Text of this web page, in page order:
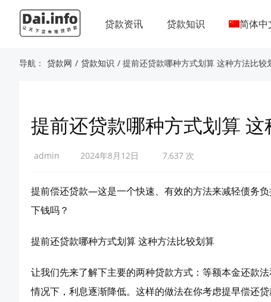
贷款资讯 贷款知识 简体中
导航： 贷款网 / 贷款知识 / 提前还贷款哪种方式划算 这种方法比较
提前还贷款哪种方式划算
admin 2024年8月12日 7,637 次
提前偿还贷款—这是一个快速、有效的方法来减轻债务
下钱吗？
提前还贷款哪种方式划算 这种方法比较划算
让我们先来了解下主要的两种贷款方式：等额本金还款
情况下，利息逐渐降低。这样的做法在你考虑提早偿还